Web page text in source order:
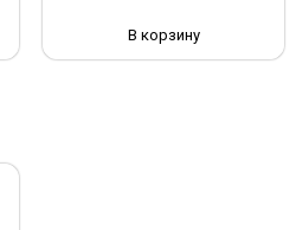
В корзину